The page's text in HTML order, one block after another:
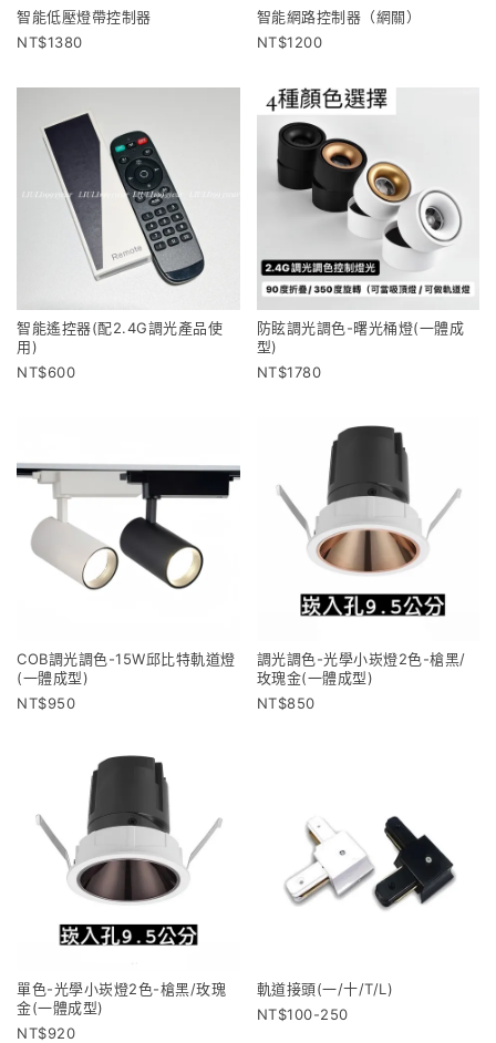
智能低壓燈帶控制器
1380
智能網路控制器（網關）
1200
智能遙控器(配2.4G調光產品使
用)
600
防眩調光調色-曙光桶燈(一體成
型)
1780
COB調光調色-15W邱比特軌道燈
(一體成型)
950
調光調色-光學小崁燈2色-槍黑/
玫瑰金(一體成型)
850
單色-光學小崁燈2色-槍黑/玫瑰
金(一體成型)
920
軌道接頭(一/十/T/L)
100-250